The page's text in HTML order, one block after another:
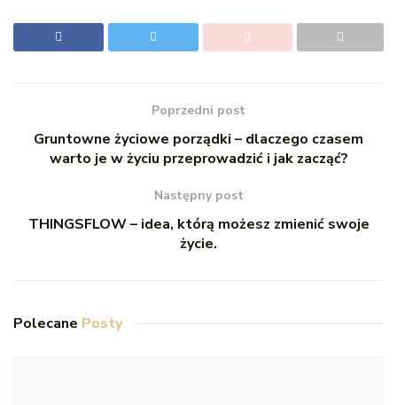
Poprzedni post
Gruntowne życiowe porządki – dlaczego czasem
warto je w życiu przeprowadzić i jak zacząć?
Następny post
THINGSFLOW – idea, którą możesz zmienić swoje
życie.
Polecane Posty